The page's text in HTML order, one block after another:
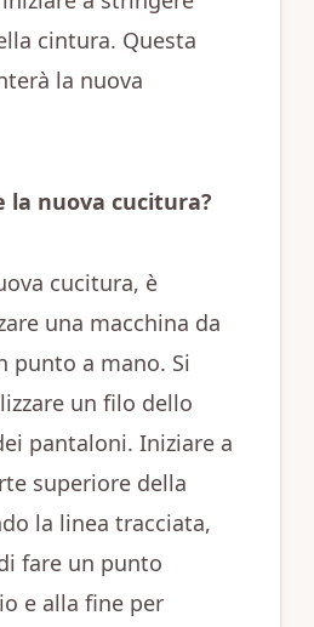
cintura. Questa
la nuova
la nuova cucitura?
cucitura, è
una macchina da
punto a mano. Si
un filo dello
pantaloni. Iniziare a
superiore della
la linea tracciata,
fare un punto
e alla fine per